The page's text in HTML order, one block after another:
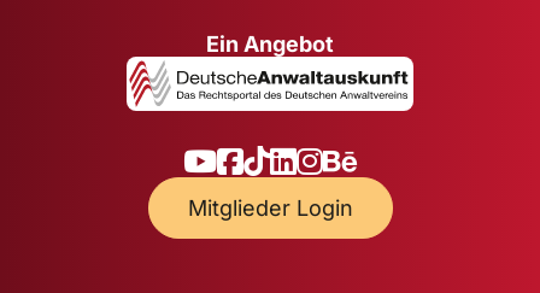
Ein Angebot
Mitglieder Login